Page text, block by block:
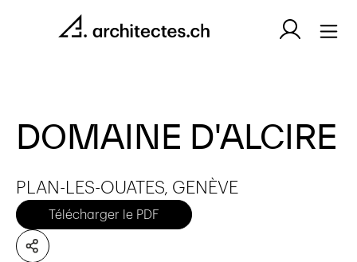
DOMAINE D'ALCIRE
PLAN-LES-OUATES, GENÈVE
Télécharger le PDF